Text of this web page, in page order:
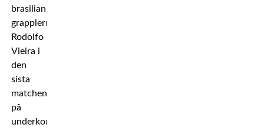
brasilianska
grapplern
Rodolfo
Vieira i
den
sista
matchen
på
underkortet.